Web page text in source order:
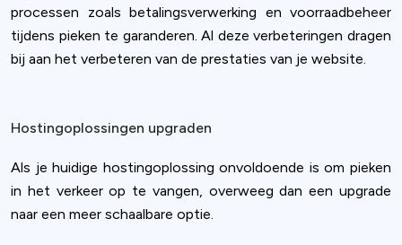
processen zoals betalingsverwerking en voorraadbeheer
tijdens pieken te garanderen. Al deze verbeteringen dragen
bij aan het verbeteren van de prestaties van je website.
Hostingoplossingen upgraden
Als je huidige hostingoplossing onvoldoende is om pieken
in het verkeer op te vangen, overweeg dan een upgrade
naar een meer schaalbare optie.